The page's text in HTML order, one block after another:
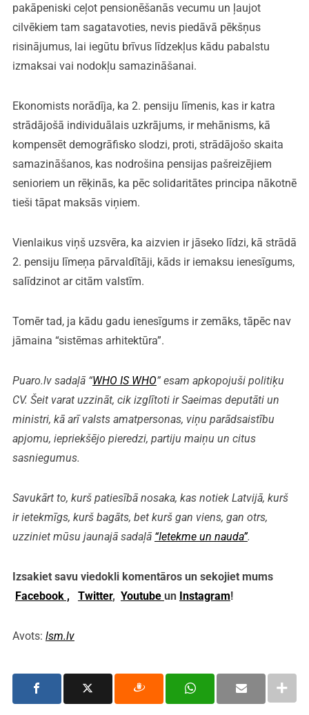
pakāpeniski ceļot pensionēšanās vecumu un ļaujot
cilvēkiem tam sagatavoties, nevis piedāvā pēkšņus
risinājumus, lai iegūtu brīvus līdzekļus kādu pabalstu
izmaksai vai nodokļu samazināšanai.
Ekonomists norādīja, ka 2. pensiju līmenis, kas ir katra
strādājošā individuālais uzkrājums, ir mehānisms, kā
kompensēt demogrāfisko slodzi, proti, strādājošo skaita
samazināšanos, kas nodrošina pensijas pašreizējiem
senioriem un rēķinās, ka pēc solidaritātes principa nākotnē
tieši tāpat maksās viņiem.
Vienlaikus viņš uzsvēra, ka aizvien ir jāseko līdzi, kā strādā
2. pensiju līmeņa pārvaldītāji, kāds ir iemaksu ienesīgums,
salīdzinot ar citām valstīm.
Tomēr tad, ja kādu gadu ienesīgums ir zemāks, tāpēc nav
jāmaina “sistēmas arhitektūra”.
Puaro.lv sadaļā “WHO IS WHO” esam apkopojuši politiķu
CV. Šeit varat uzzināt, cik izglītoti ir Saeimas deputāti un
ministri, kā arī valsts amatpersonas, viņu parādsaistību
apjomu, iepriekšējo pieredzi, partiju maiņu un citus
sasniegumus.
Savukārt to, kurš patiesībā nosaka, kas notiek Latvijā, kurš
ir ietekmīgs, kurš bagāts, bet kurš gan viens, gan otrs,
uzziniet mūsu jaunajā sadaļā “Ietekme un nauda”.
Izsakiet savu viedokli komentāros un sekojiet mums
Facebook ,
Twitter, Youtube un Instagram!
Avots: lsm.lv